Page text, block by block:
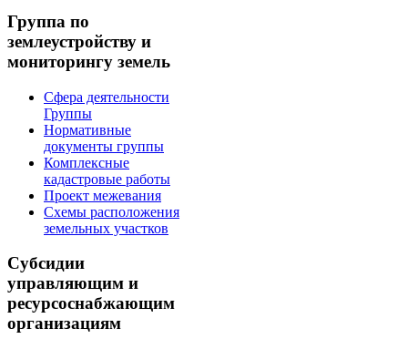
Группа по
землеустройству и
мониторингу земель
Сфера деятельности
Группы
Нормативные
документы группы
Комплексные
кадастровые работы
Проект межевания
Схемы расположения
земельных участков
Субсидии
управляющим и
ресурсоснабжающим
организациям